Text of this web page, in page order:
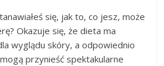
się, jak to, co jesz, może
Okazuje się, że dieta ma
wyglądu skóry, a odpowiednio
mogą przynieść spektakularne